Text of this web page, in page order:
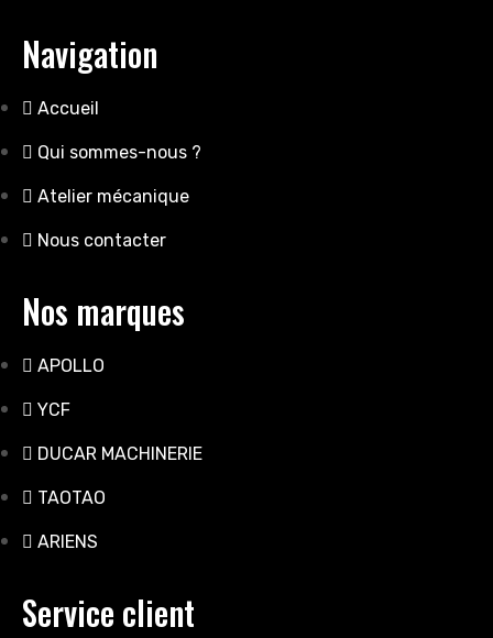
Navigation
Accueil
Qui sommes-nous ?
Atelier mécanique
Nous contacter
Nos marques
APOLLO
YCF
DUCAR MACHINERIE
TAOTAO
ARIENS
Service client